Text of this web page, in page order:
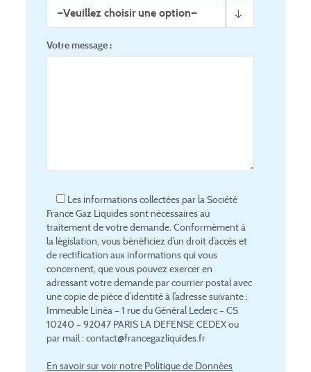
Votre message :
Les informations collectées par la Société
France Gaz Liquides sont nécessaires au
traitement de votre demande. Conformément à
la législation, vous bénéficiez d’un droit d’accès et
de rectification aux informations qui vous
concernent, que vous pouvez exercer en
adressant votre demande par courrier postal avec
une copie de pièce d’identité à l’adresse suivante :
Immeuble Linéa – 1 rue du Général Leclerc – CS
10240 – 92047 PARIS LA DEFENSE CEDEX ou
par mail : contact@francegazliquides.fr
En savoir sur voir notre Politique de Données